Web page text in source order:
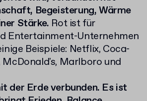
Begeisterung, Wärme
Stärke. Rot ist für
Entertainment-Unternehmen
Beispiele: Netflix, Coca-
McDonald's, Marlboro und
der Erde verbunden. Es ist